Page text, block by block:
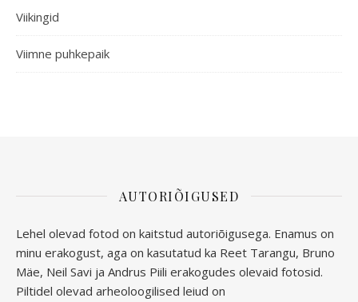
Viikingid
Viimne puhkepaik
AUTORIÕIGUSED
Lehel olevad fotod on kaitstud autoriõigusega. Enamus on
minu erakogust, aga on kasutatud ka Reet Tarangu, Bruno
Mäe, Neil Savi ja Andrus Piili erakogudes olevaid fotosid.
Piltidel olevad arheoloogilised leiud on